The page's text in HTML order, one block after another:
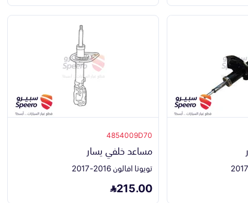
4854009D70
مساعد خلفي يسار
تويوتا افالون 2016-2017
215.00